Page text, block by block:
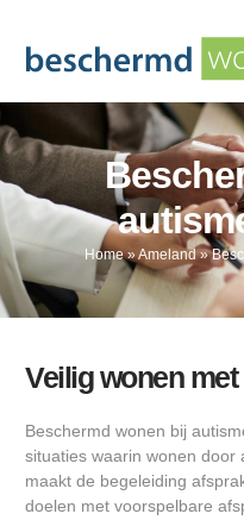
Home»Ameland»
Veilig wonen
Beschermd wonen bij
situaties waarin wonen door
maakt de begeleiding
doelen met voorspelbare